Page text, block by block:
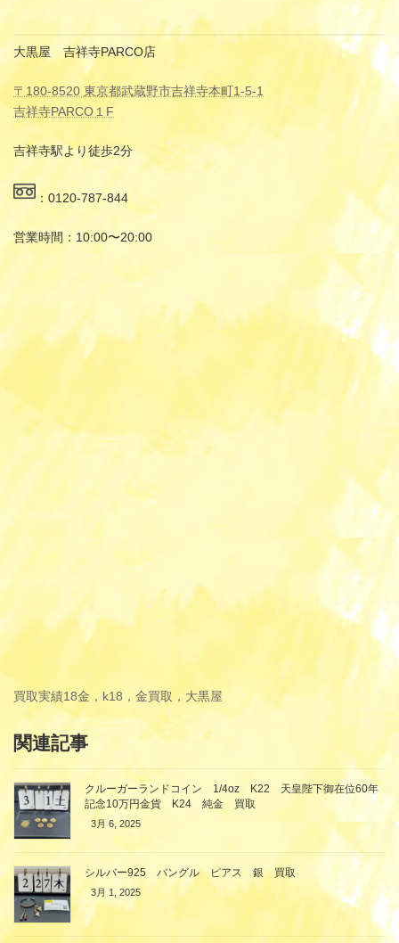
大黒屋 吉祥寺PARCO店
〒180-8520 東京都武蔵野市吉祥寺本町1-5-1
吉祥寺PARCO１F
吉祥寺駅より徒歩2分
：0120-787-844
営業時間：10:00〜20:00
買取実績18金，k18，金買取，大黒屋
関連記事
クルーガーランドコイン 1/4oz K22 天皇陛下御在位60年
記念10万円金貨 K24 純金 買取
3月 6, 2025
シルバー925 バングル ピアス 銀 買取
3月 1, 2025